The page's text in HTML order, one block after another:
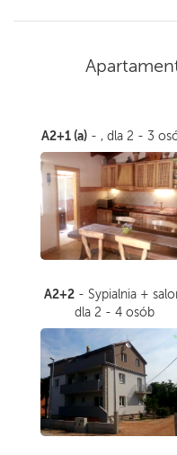
A2+1 (a) - , dla 2 - 3
A2+2- Sypialnia +
dla 2 - 4 osób